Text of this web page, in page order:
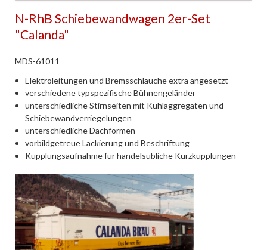
N-RhB Schiebewandwagen 2er-Set
"Calanda"
MDS-61011
Elektroleitungen und Bremsschläuche extra angesetzt
verschiedene typspezifische Bühnengeländer
unterschiedliche Stirnseiten mit Kühlaggregaten und
Schiebewandverriegelungen
unterschiedliche Dachformen
vorbildgetreue Lackierung und Beschriftung
Kupplungsaufnahme für handelsübliche Kurzkupplungen